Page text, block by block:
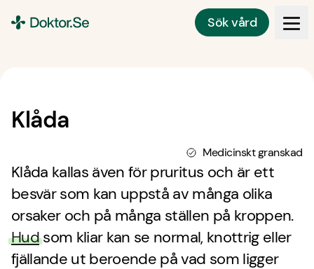
Sök vård
Klåda
Medicinskt granskad
Klåda kallas även för pruritus och är ett
besvär som kan uppstå av många olika
orsaker och på många ställen på kroppen.
Hudsom kliar kan se normal, knottrig eller
fjällande ut beroende på vad som ligger